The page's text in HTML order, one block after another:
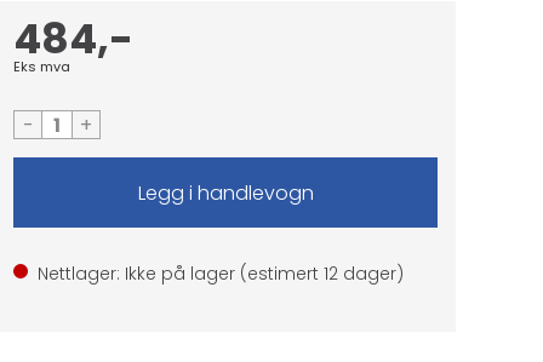
484,-
Eks mva
- +
Nettlager: Ikke på lager (estimert 12 dager)